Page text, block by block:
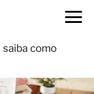
como